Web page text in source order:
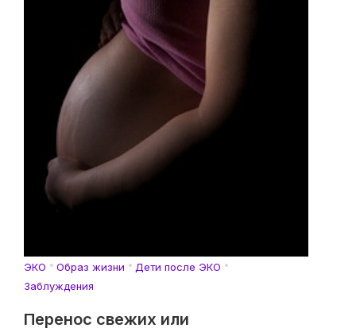
ЭКО Образ жизни
Дети после ЭКО
Заблуждения
Перенос свежих или